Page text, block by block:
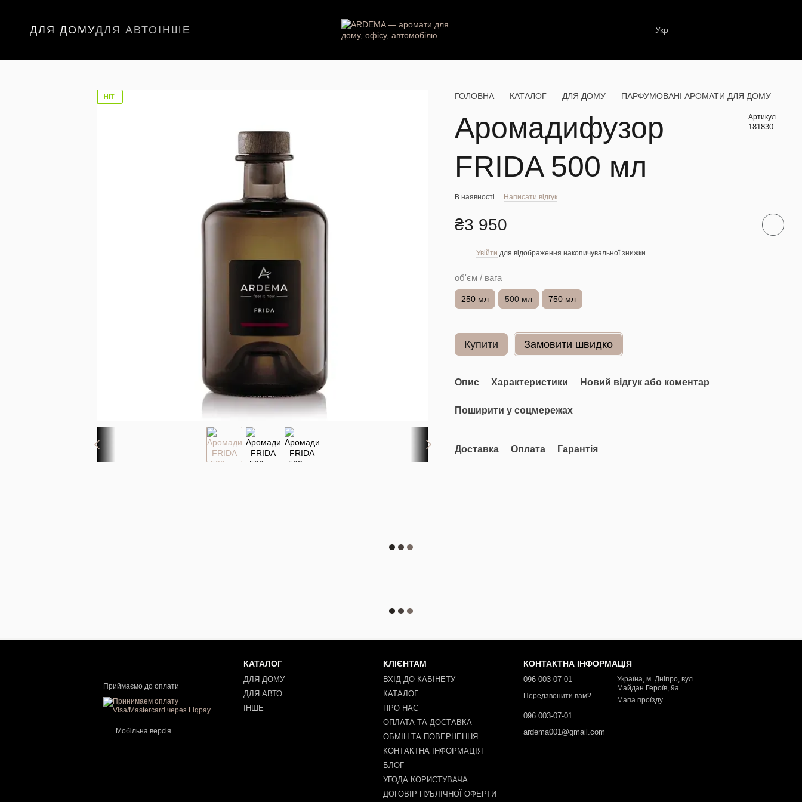
ДЛЯ ДОМУДЛЯ АВТО ІНШЕ Укр
НІТ ГОЛОВНА КАТАЛОГ ДЛЯ ДОМУ ПАРФУМОВАНІ АРОМАТИ ДЛЯ ДОМУ
Аромадифузор
FRIDA 500 мл
Артикул
181830
В наявності Написати відгук
₴3 950
Увійти для відображення накопичувальної знижки
об'єм / вага
250 мл 500 мл 750 мл
Купити Замовити швидко
Опис Характеристики Новий відгук або коментар
Поширити у соцмережах
Доставка Оплата Гарантія
Приймаємо до оплати
Мобільна версія
КАТАЛОГ
ДЛЯ ДОМУ
ДЛЯ АВТО
ІНШЕ
КЛІЄНТАМ
ВХІД ДО КАБІНЕТУ
КАТАЛОГ
ПРО НАС
ОПЛАТА ТА ДОСТАВКА
ОБМІН ТА ПОВЕРНЕННЯ
КОНТАКТНА ІНФОРМАЦІЯ
БЛОГ
УГОДА КОРИСТУВАЧА
ДОГОВІР ПУБЛІЧНОЇ ОФЕРТИ
КОНТАКТНА ІНФОРМАЦІЯ
096 003-07-01
Передзвонити вам?
096 003-07-01
ardema001@gmail.com
Україна, м. Дніпро, вул.
Майдан Героїв, 9а
Мапа проїзду